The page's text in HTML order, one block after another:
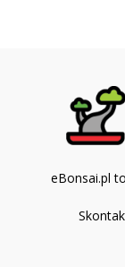
eBonsai.pl